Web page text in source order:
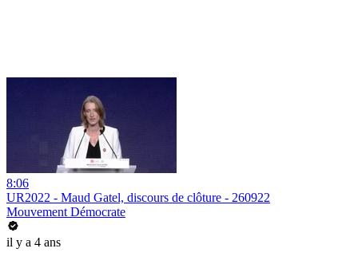
8:06
UR2022 - Maud Gatel, discours de clôture - 260922
Mouvement Démocrate
il y a 4 ans